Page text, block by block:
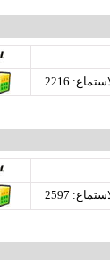
: 2216
: 2597